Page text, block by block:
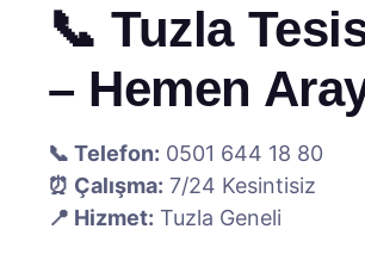
📞 Tuzla
– Hemen
📞 Telefon: 0501 644 18 80
⏰ Çalışma: 7/24 Kesintisiz
📍 Hizmet: Tuzla Geneli